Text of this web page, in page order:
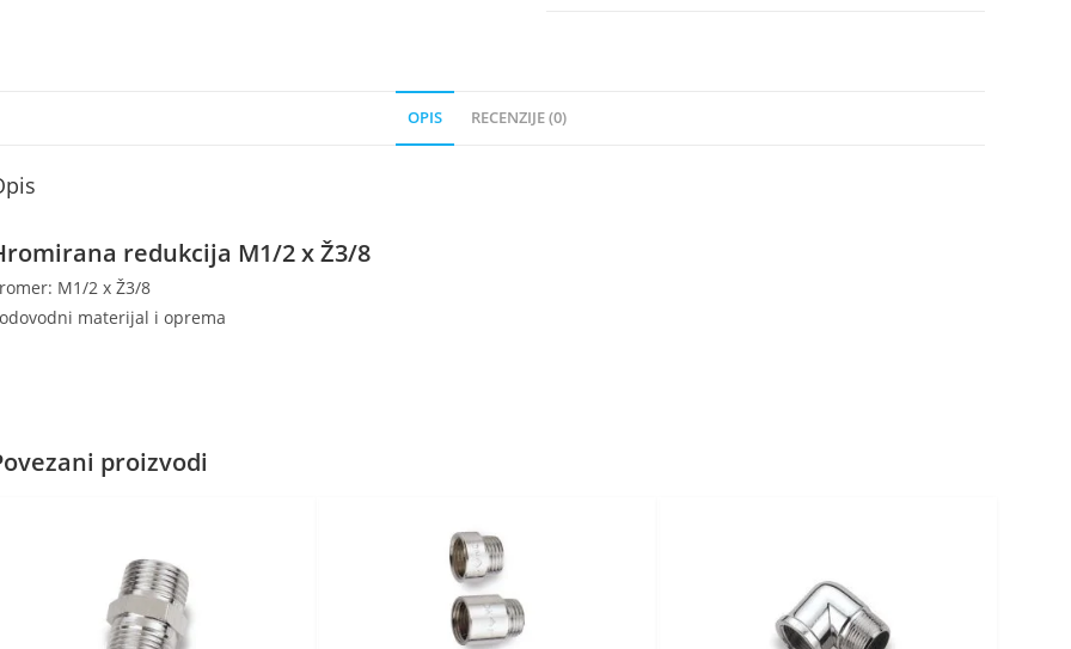
OPIS RECENZIJE (0)
redukcija M1/2 x Ž3/8
M1/2 x Ž3/8
materijal i oprema
proizvodi